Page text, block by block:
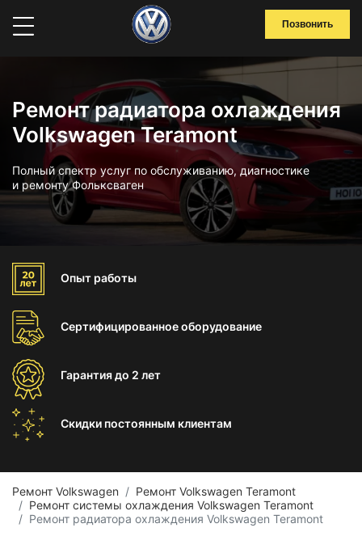
Позвонить
Ремонт радиатора охлаждения
Volkswagen Teramont
Полный спектр услуг по обслуживанию, диагностике
и ремонту Фольксваген
Опыт работы
Сертифицированноеоборудование
Гарантиядо 2 лет
Скидки постоянным клиентам
Ремонт Volkswagen
Ремонт Volkswagen Teramont
Ремонт системы охлаждения Volkswagen Teramont
Ремонт радиатора охлаждения Volkswagen Teramont